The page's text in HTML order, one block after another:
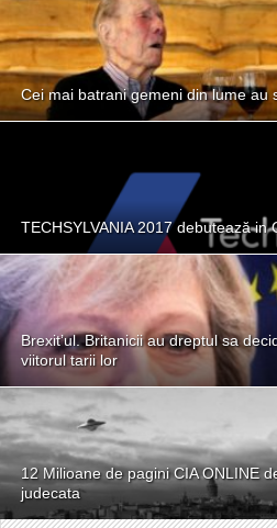
Cei mai batrani gemeni din lume au
TECHSYLVANIA 2017 debutează in
Brexit’ul. Britanicii au dreptul sa
viitorul tarii lor
12 Milioane de pagini CIA ONLINE
judecata